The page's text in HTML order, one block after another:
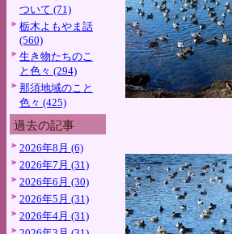
ついて (71)
栃木よもやま話
(560)
生き物たちのこ
と色々 (294)
那須地域のこと
色々 (425)
過去の記事
2026年8月 (6)
2026年7月 (31)
2026年6月 (30)
2026年5月 (31)
2026年4月 (31)